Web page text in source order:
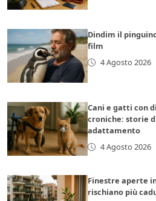
Dindim il
film
4 Agosto 2026
Cani e gatti con
croniche: storie
adattamento
4 Agosto 2026
Finestre aperte
rischiano più